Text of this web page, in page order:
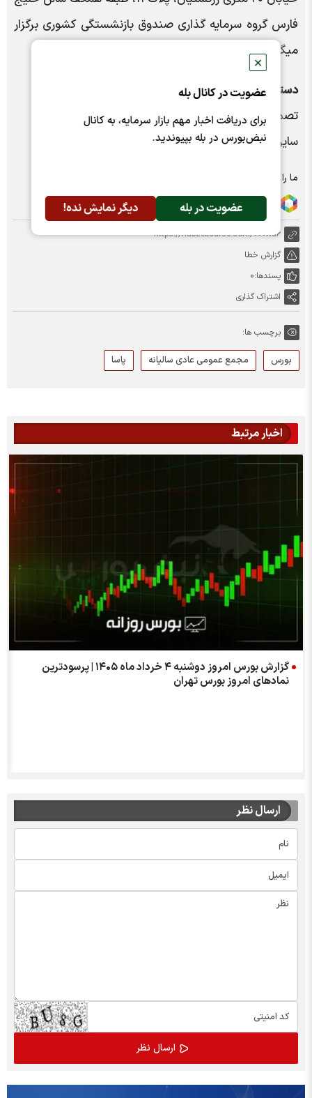
✕
عضویت در کانال بله
برای دریافت اخبار مهم بازار سرمایه، به کانال
نبض‌بورس در بله بپیوندید.
عضویت در بله دیگر نمایش نده!
فارس گروه سرمایه گذاری صندوق بازنشستگی کشوری برگزار
میگردد حضور بهم رسانند.
دستور جلسه:
تصمیم گیری در خصوص افزایش سرمایه
سایر موارد
ما را در شبکه های اجتماعی دنبال کنید :
https://nabzebourse.com/000Xu6
گزارش خطا
پسندها:0
اشتراک گذاری
برچسب ها:
بورس مجمع عمومی عادی سالیانه پاسا
اخبار مرتبط
گزارش بورس امروز دوشنبه ۴ خرداد ماه ۱۴۰۵ | پرسودترین
نمادهای امروز بورس تهران
ارسال نظر